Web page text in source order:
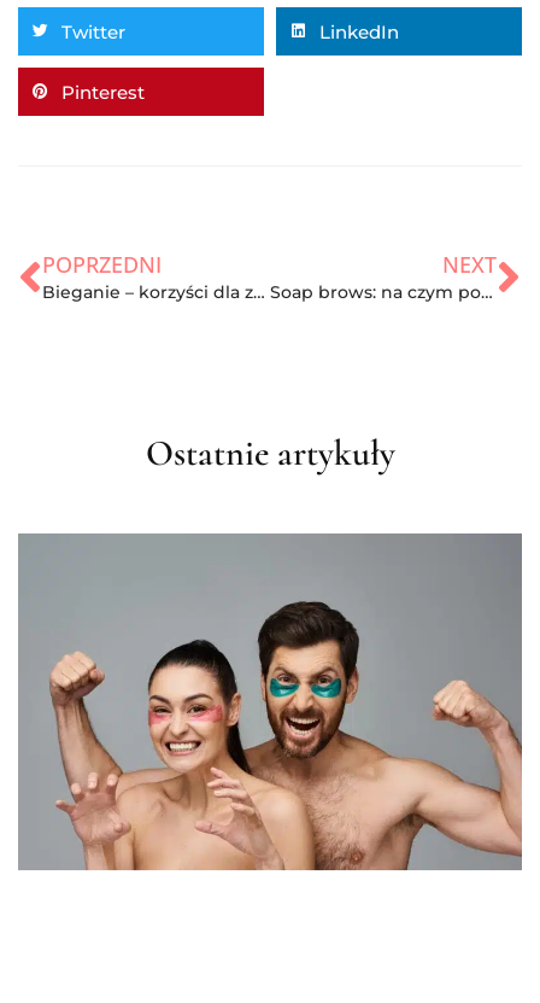
Twitter LinkedIn
Pinterest
POPRZEDNI
Bieganie – korzyści dla zdrowia
NEXT
Soap brows: na czym polega układanie brwi „na mydło”?
Ostatnie artykuły